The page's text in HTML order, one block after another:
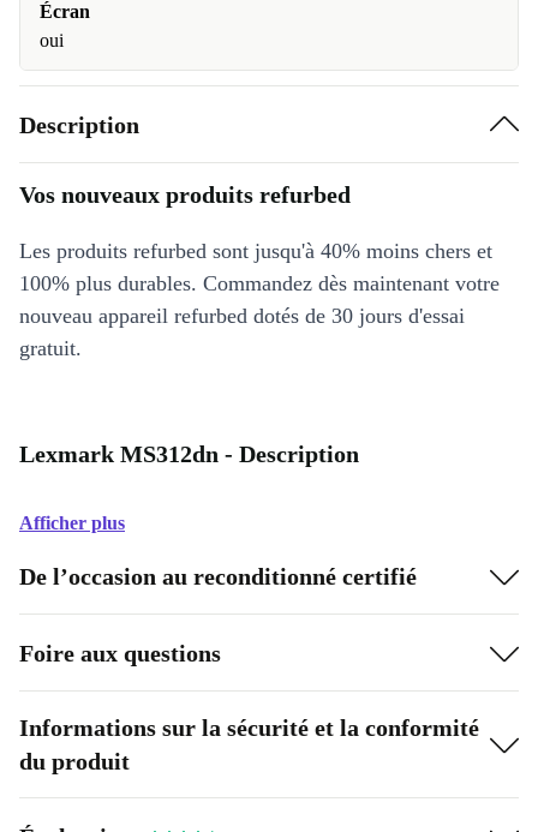
Écran
oui
Description
Vos nouveaux produits refurbed
Les produits refurbed sont jusqu'à 40% moins chers et
100% plus durables. Commandez dès maintenant votre
nouveau appareil refurbed dotés de 30 jours d'essai
gratuit.
Lexmark MS312dn - Description
Afficher plus
De l’occasion au reconditionné certifié
Foire aux questions
Informations sur la sécurité et la conformité
du produit